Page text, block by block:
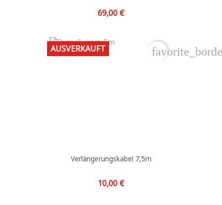
Preis
69,00 €
Verlängerungskabel 7,5m
Preis
10,00 €
AUSVERKAUFT